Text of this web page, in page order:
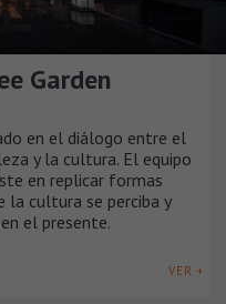
Garden
en el diálogo entre el
y la cultura. El equipo
en replicar formas
la cultura se perciba y
el presente.
VER +